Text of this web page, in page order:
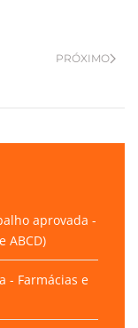
PRÓXIMO
aprovada -
ABCD)
- Farmácias e